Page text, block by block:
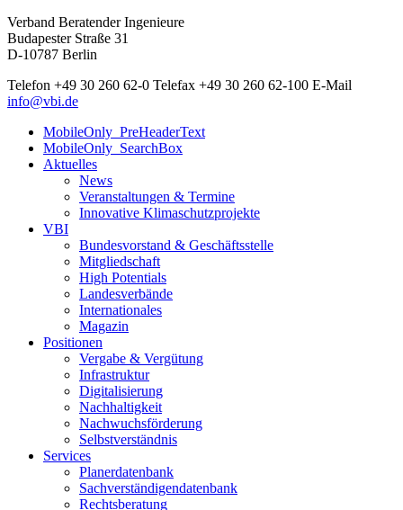
Verband Beratender Ingenieure
Budapester Straße 31
D-10787 Berlin
Telefon +49 30 260 62-0 Telefax +49 30 260 62-100 E-Mail
info@vbi.de
MobileOnly_PreHeaderText
MobileOnly_SearchBox
Aktuelles
News
Veranstaltungen & Termine
Innovative Klimaschutzprojekte
VBI
Bundesvorstand & Geschäftsstelle
Mitgliedschaft
High Potentials
Landesverbände
Internationales
Magazin
Positionen
Vergabe & Vergütung
Infrastruktur
Digitalisierung
Nachhaltigkeit
Nachwuchsförderung
Selbstverständnis
Services
Planerdatenbank
Sachverständigendatenbank
Rechtsberatung